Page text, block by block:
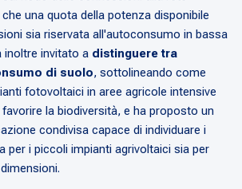
una quota della potenza disponibile
sia riservata all'autoconsumo in bassa
inoltre invitato a distinguere tra
di suolo, sottolineando come
fotovoltaici in aree agricole intensive
la biodiversità, e ha proposto un
condivisa capace di individuare i
per i piccoli impianti agrivoltaici sia per